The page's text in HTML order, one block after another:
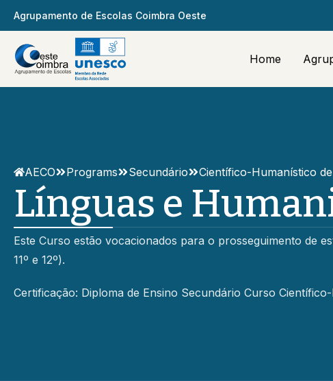
Agrupamento de Escolas Coimbra Oeste
Home
AECO Programs Secundário Científico-Humanístico
Línguas e
Este Curso estão vocacionados para o prosseguimento de
11º e 12º).
Certificação: Diploma de Ensino Secundário Curso